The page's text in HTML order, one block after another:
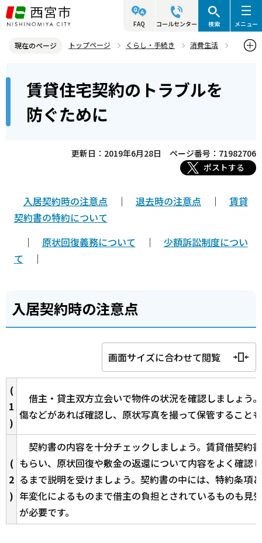
こ
の
ジ
頭
FAQ コールセンター 検索 メニュー
現在のページ トップページ くらし・手続き
消費生活
賃貸住宅契約のトラブルを防ぐために
賃貸住宅契約のトラブルを
防ぐために
更新日：2019年6月28日
ページ番号：71982706
ポストする
入居契約時の注意点 ｜ 退去時の注意点 ｜ 賃貸
契約書の特約について
｜ 原状回復義務について ｜ 少額訴訟制度につい
て ｜
入居契約時の注意点
画面サイズに合わせて閲覧
(
1
)
借主・貸主双方立会いで物件の状況を確認しましょう
傷などがあれば確認し、原状写真を撮って保管すること
(
2
)
契約書の内容を十分チェックしましょう。賃貸借契約
もらい、原状回復や敷金の返還について内容をよく確認
るまで説明を受けましょう。契約書の中には、特約条項
年変化によるものまで借主の負担とされているものも見
が必要です。